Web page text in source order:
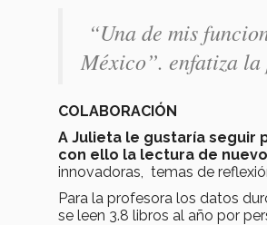
“Una de mis
México”. enfatiza la
COLABORACIÓN
A Julieta le gustaría seguir
con ello la lectura de
innovadoras, temas de
Para la profesora los datos
se leen 3.8 libros al año por